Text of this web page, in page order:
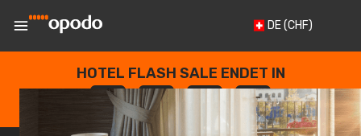
DE(CHF)
HOTEL FLASH SALE ENDET IN
--
TAGE
: --
STUNDEN
: --
SEKUNDEN